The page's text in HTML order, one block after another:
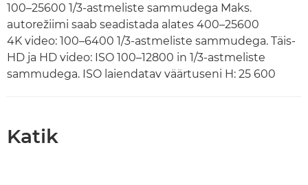
100–25600 1/3-astmeliste sammudega Maks.
autorežiimi saab seadistada alates 400–25600
4K video: 100–6400 1/3-astmeliste sammudega. Täis-
HD ja HD video: ISO 100–12800 in 1/3-astmeliste
sammudega. ISO laiendatav väärtuseni H: 25 600
Katik